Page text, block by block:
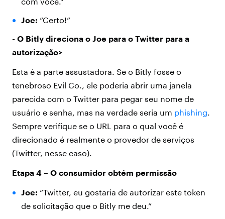
Joe: “Certo!”
- O Bitly direciona o Joe para o Twitter para a
autorização>
Esta é a parte assustadora. Se o Bitly fosse o
tenebroso Evil Co., ele poderia abrir uma janela
parecida com o Twitter para pegar seu nome de
usuário e senha, mas na verdade seria um phishing.
Sempre verifique se o URL para o qual você é
direcionado é realmente o provedor de serviços
(Twitter, nesse caso).
Etapa 4 – O consumidor obtém permissão
Joe: “Twitter, eu gostaria de autorizar este token
de solicitação que o Bitly me deu.”